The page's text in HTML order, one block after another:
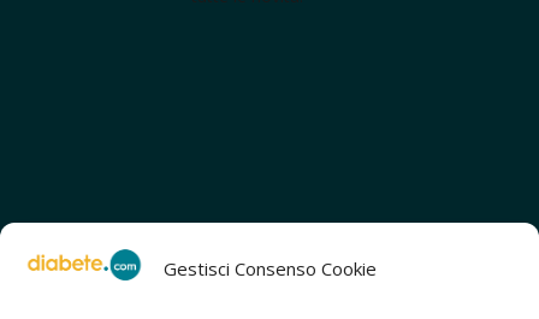
Gestisci Consenso Cookie